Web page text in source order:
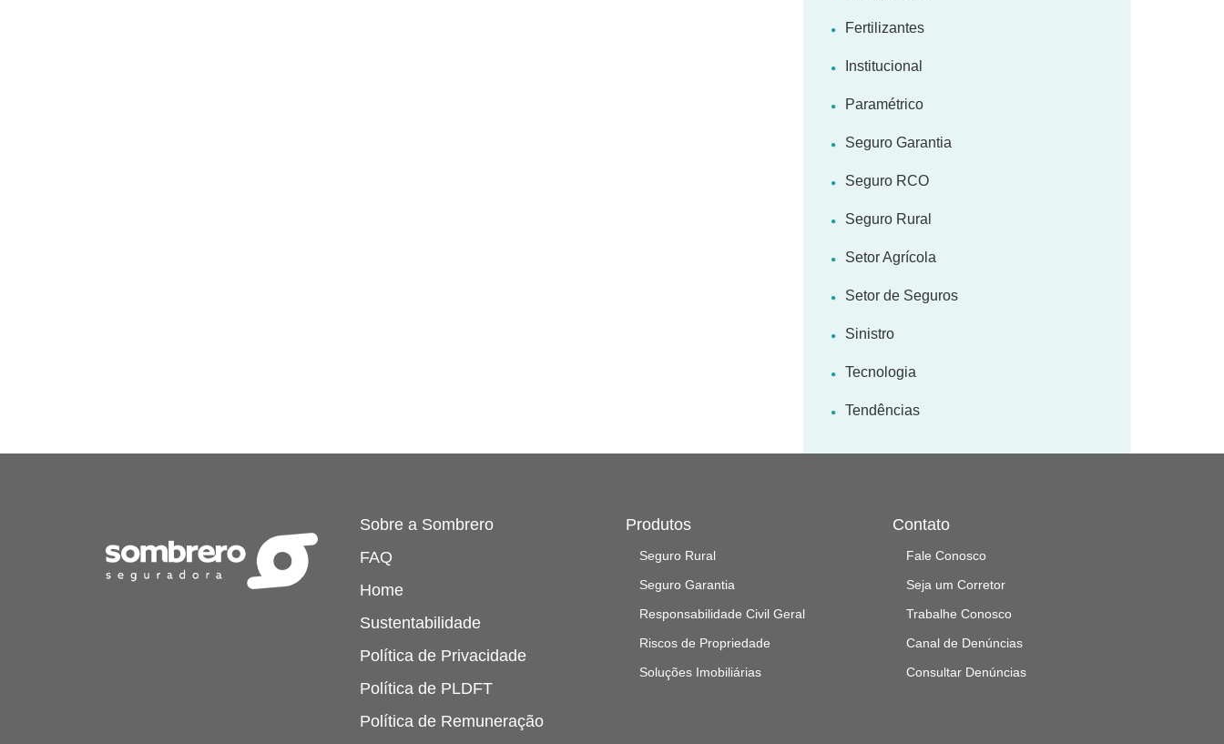
Fertilizantes
Institucional
Paramétrico
Seguro Garantia
Seguro RCO
Seguro Rural
Setor Agrícola
Setor de Seguros
Sinistro
Tecnologia
Tendências
Sobre a Sombrero
FAQ
Home
Sustentabilidade
Política de Privacidade
Política de PLDFT
Política de Remuneração
Produtos
Seguro Rural
Seguro Garantia
Responsabilidade Civil Geral
Riscos de Propriedade
Soluções Imobiliárias
Contato
Fale Conosco
Seja um Corretor
Trabalhe Conosco
Canal de Denúncias
Consultar Denúncias